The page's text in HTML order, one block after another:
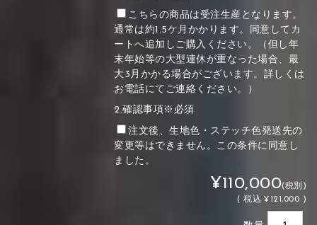
こちらの商品は受注生産となります。
通常は約1.5ケ月かかります。同意してカ
ートへ追加しご購入ください。（但し年
末年始等の大型連休が重なった場合、最
大3月かかる場合がございます。詳しくは
お電話にてご連絡ください。）
2.確認事項※必須
注文後、生地色・ステッチ色発送先の
変更等はできません。この条件に同意し
ました。
¥110,000(税別)
(税込 ¥121,000 )